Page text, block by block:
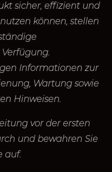
sicher, effizient und
können, stellen
Informationen zur
Wartung sowie
Hinweisen.
vor der ersten
und bewahren Sie
auf.